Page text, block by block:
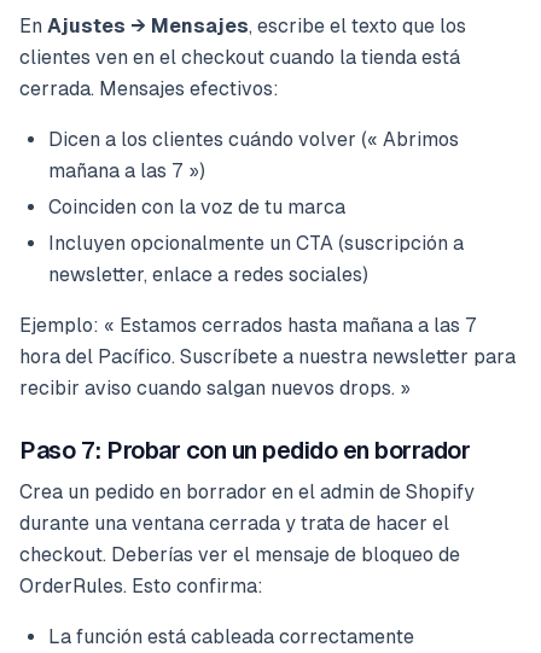
En Ajustes → Mensajes, escribe el texto que los
clientes ven en el checkout cuando la tienda está
cerrada. Mensajes efectivos:
Dicen a los clientes cuándo volver (« Abrimos
mañana a las 7 »)
Coinciden con la voz de tu marca
Incluyen opcionalmente un CTA (suscripción a
newsletter, enlace a redes sociales)
Ejemplo: « Estamos cerrados hasta mañana a las 7
hora del Pacífico. Suscríbete a nuestra newsletter para
recibir aviso cuando salgan nuevos drops. »
Paso 7: Probar con un pedido en borrador
Crea un pedido en borrador en el admin de Shopify
durante una ventana cerrada y trata de hacer el
checkout. Deberías ver el mensaje de bloqueo de
OrderRules. Esto confirma:
La función está cableada correctamente